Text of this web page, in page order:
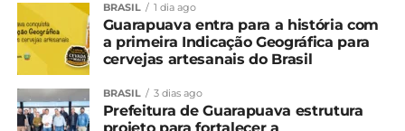
BRASIL 1 dia ago
Guarapuava entra para a história com
a primeira Indicação Geográfica para
cervejas artesanais do Brasil
BRASIL 3 dias ago
Prefeitura de Guarapuava estrutura